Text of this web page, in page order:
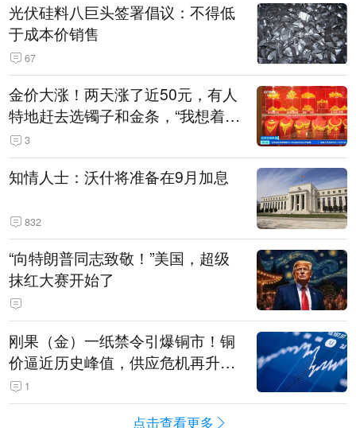
光伏硅料八巨头签署倡议：不得低
于成本价销售
67
金价大涨！两天涨了近50元，有人
特地赶去选镯子和金条，“我想着买
起来可以保值，小批量进一些货”
3
知情人士：沃什将准备在9月加息
832
“向特朗普同志致敬！”美国，超级
抹红大赛开始了
刚果（金）一纸禁令引爆铜市！铜
价逼近历史峰值，供应危机再升
级？1
点击查看更多